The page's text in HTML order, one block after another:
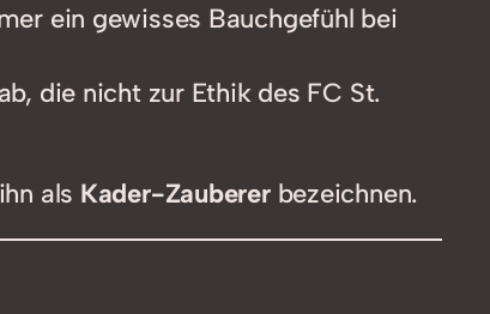
ein gewisses Bauchgefühl bei
die nicht zur Ethik des FC St.
als Kader-Zaubererbezeichnen.